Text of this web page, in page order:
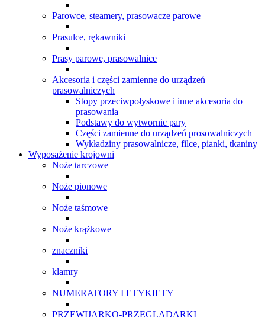
Parowce, steamery, prasowacze parowe
Prasulce, rękawniki
Prasy parowe, prasowalnice
Akcesoria i części zamienne do urządzeń
prasowalniczych
Stopy przeciwpołyskowe i inne akcesoria do
prasowania
Podstawy do wytwornic pary
Części zamienne do urządzeń prosowalniczych
Wykładziny prasowalnicze, filce, pianki, tkaniny
Wyposażenie krojowni
Noże tarczowe
Noże pionowe
Noże taśmowe
Noże krążkowe
znaczniki
klamry
NUMERATORY I ETYKIETY
PRZEWIJARKO-PRZEGLĄDARKI